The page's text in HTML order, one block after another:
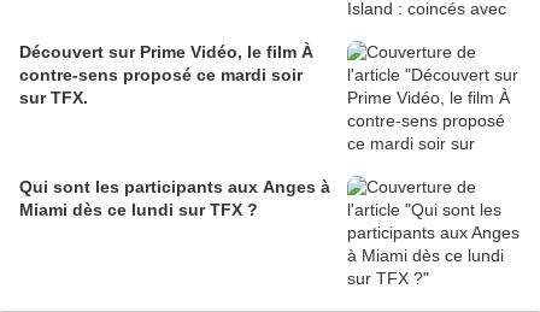
Découvert sur Prime Vidéo, le film À
contre-sens proposé ce mardi soir
sur TFX.
Qui sont les participants aux Anges à
Miami dès ce lundi sur TFX ?